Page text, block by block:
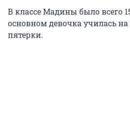
В классе Мадины было всего
основном девочка училась
пятерки.